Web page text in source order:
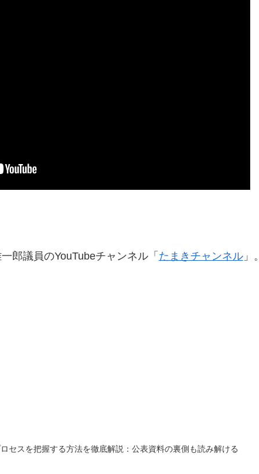
郎議員のYouTubeチャンネル「 たまきチャンネル」。
セスを把握する方法を徹底解説：公表資料の裏側も読み解ける